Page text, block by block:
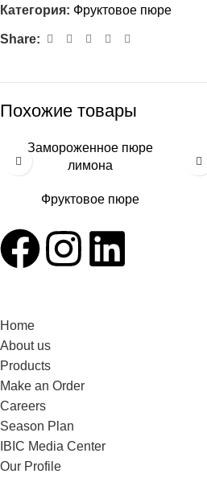
Категория: Фруктовое пюре
Share:
Похожие товары
Замороженное пюре
лимона
Фруктовое пюре
Home
About us
Products
Make an Order
Careers
Season Plan
IBIC Media Center
Our Profile